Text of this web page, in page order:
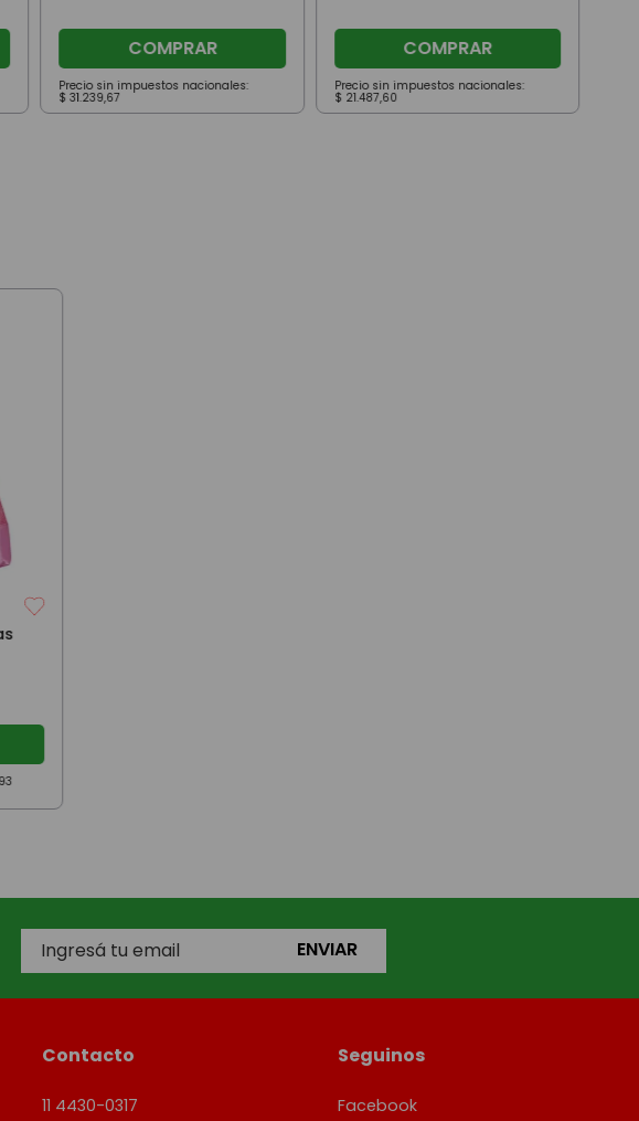
COMPRAR
Precio sin impuestos nacionales:
$ 31.239,67
COMPRAR
Precio sin impuestos nacionales:
$ 21.487,60
ENVIAR
Contacto
11 4430-0317
Seguinos
Facebook